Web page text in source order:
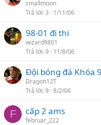
smallmoon
Trả lời 3 1/11/06
98-01 đi thi
wizard9801
Trả lời 9 11/8/06
Đội bóng đá Khóa
Dragon12T
Trả lời 9 8/2/06
F cấp 2 ams
februar_222